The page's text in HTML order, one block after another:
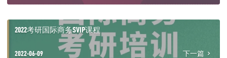
│ │ ├─ 02.第二节 中间点.mp4
│ │ ├─ 04.第四节 人物性格的自洽性.mp4
│ │ ├─ 05.第五节 自恋性人格.mp4
│ │ ├─ 06.第六节 对手战.mp4
│ │ ├─ 07.第七节 偏执型人格.mp4
2022考研国际商务SVIP课程
2022-06-09 下一篇